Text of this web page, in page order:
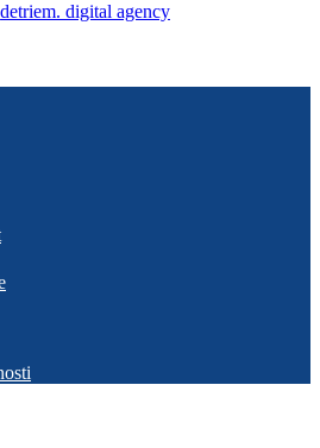
detriem. digital agency